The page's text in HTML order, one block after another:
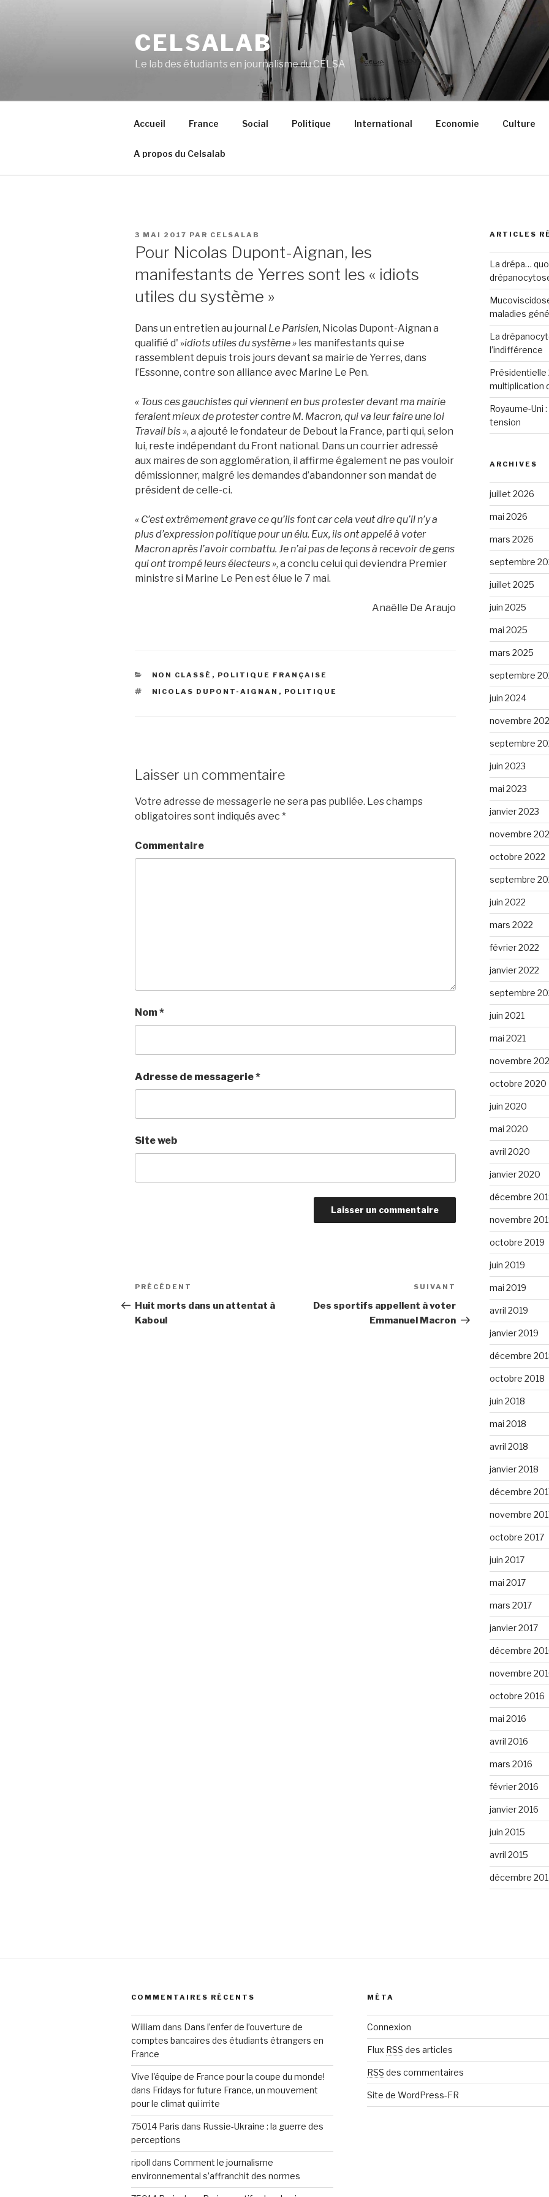
CELSALAB
Le lab des étudiants en journalisme du CELSA
Accueil France Social Politique International Economie Culture
A propos du Celsalab
PUBLIÉ
LE
3 MAI 2017 PAR CELSALAB
Pour Nicolas Dupont-Aignan, les
manifestants de Yerres sont les « idiots
utiles du système »
Dans un entretien au journal Le Parisien, Nicolas Dupont-Aignan a
qualifié d' »idiots utiles du système » les manifestants qui se
rassemblent depuis trois jours devant sa mairie de Yerres, dans
l’Essonne, contre son alliance avec Marine Le Pen.
« Tous ces gauchistes qui viennent en bus protester devant ma mairie
feraient mieux de protester contre M. Macron, qui va leur faire une loi
Travail bis », a ajouté le fondateur de Debout la France, parti qui, selon
lui, reste indépendant du Front national. Dans un courrier adressé
aux maires de son agglomération, il affirme également ne pas vouloir
démissionner, malgré les demandes d’abandonner son mandat de
président de celle-ci.
« C’est extrêmement grave ce qu’ils font car cela veut dire qu’il n’y a
plus d’expression politique pour un élu. Eux, ils ont appelé à voter
Macron après l’avoir combattu. Je n’ai pas de leçons à recevoir de gens
qui ont trompé leurs électeurs », a conclu celui qui deviendra Premier
ministre si Marine Le Pen est élue le 7 mai.
Anaëlle De Araujo
CATÉGORIES
NON CLASSÉ , POLITIQUE FRANÇAISE
ÉTIQUETTES
NICOLAS DUPONT-AIGNAN , POLITIQUE
Laisser un commentaire
Votre adresse de messagerie ne sera pas publiée. Les champs
obligatoires sont indiqués avec *
Commentaire
Nom*
Adresse de messagerie*
Site web
Navigation
de
l’article
Article
précédent
PRÉCÉDENT
Huit morts dans un attentat à
Kaboul
Article
SUIVANT
Des sportifs appellent à voter
Emmanuel Macron
ARTICLES
La drépa…
maladies
La
l’indifférence
Présidentielle
multiplication
Royaume-Uni
tension
ARCHIVES
juillet 2026
mai 2026
mars 2026
septembre
juillet 2025
juin 2025
mai 2025
mars 2025
septembre
juin 2024
novembre
septembre
juin 2023
mai 2023
janvier 2023
novembre
octobre 2022
septembre
juin 2022
mars 2022
février 2022
janvier 2022
septembre
juin 2021
mai 2021
novembre
octobre 2020
juin 2020
mai 2020
avril 2020
janvier 2020
décembre
novembre
octobre 2019
juin 2019
mai 2019
avril 2019
janvier 2019
décembre
octobre 2018
juin 2018
mai 2018
avril 2018
janvier 2018
décembre
novembre
octobre 2017
juin 2017
mai 2017
mars 2017
janvier 2017
décembre
novembre
octobre 2016
mai 2016
avril 2016
mars 2016
février 2016
janvier 2016
juin 2015
avril 2015
décembre
COMMENTAIRES RÉCENTS
William dans Dans l’enfer de l’ouverture de
comptes bancaires des étudiants étrangers en
France
Vive l'équipe de France pour la coupe du monde!
dans Fridays for future France, un mouvement
pour le climat qui irrite
75014 Paris dans Russie-Ukraine : la guerre des
perceptions
ripoll dans Comment le journalisme
environnemental s’affranchit des normes
MÉTA
Connexion
Flux RSS des articles
RSS des commentaires
Site de WordPress-FR